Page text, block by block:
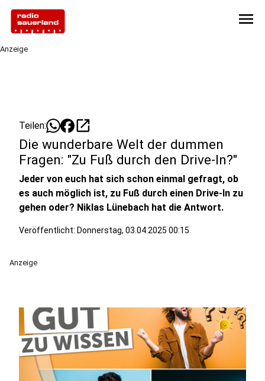
menu
Anzeige
Teilen: open_in_new
Die wunderbare Welt der dummen
Fragen: "Zu Fuß durch den Drive-In?"
Jeder von euch hat sich schon einmal gefragt, ob
es auch möglich ist, zu Fuß durch einen Drive-In zu
gehen oder? Niklas Lünebach hat die Antwort.
Veröffentlicht: Donnerstag, 03.04.2025 00:15
Anzeige